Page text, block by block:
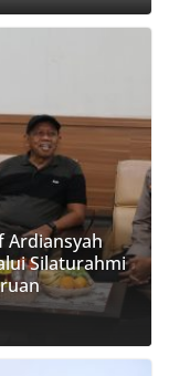
Ardiansyah
Silaturahmi